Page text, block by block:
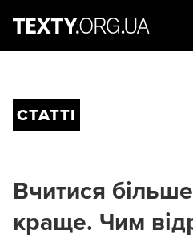
СТАТТІ
Вчитися
краще. Чим